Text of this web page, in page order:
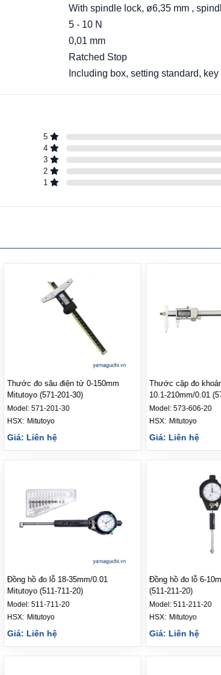
With spindle lock, ø6,35 mm ,
5 - 10 N
0,01 mm
Ratched Stop
Including box, setting standard, key
5
4
3
2
1
Thước đo sâu điện tử 0-150mm
Mitutoyo (571-201-30)
Model: 571-201-30
HSX: Mitutoyo
Giá: Liên hệ
Thước cặp đo
10.1-210mm/0.01
Model: 573-606-20
HSX: Mitutoyo
Giá: Liên hệ
Đồng hồ đo lỗ 18-35mm/0.01
Mitutoyo (511-711-20)
Model: 511-711-20
HSX: Mitutoyo
Giá: Liên hệ
Đồng hồ đo lỗ 6-
(511-211-20)
Model: 511-211-20
HSX: Mitutoyo
Giá: Liên hệ